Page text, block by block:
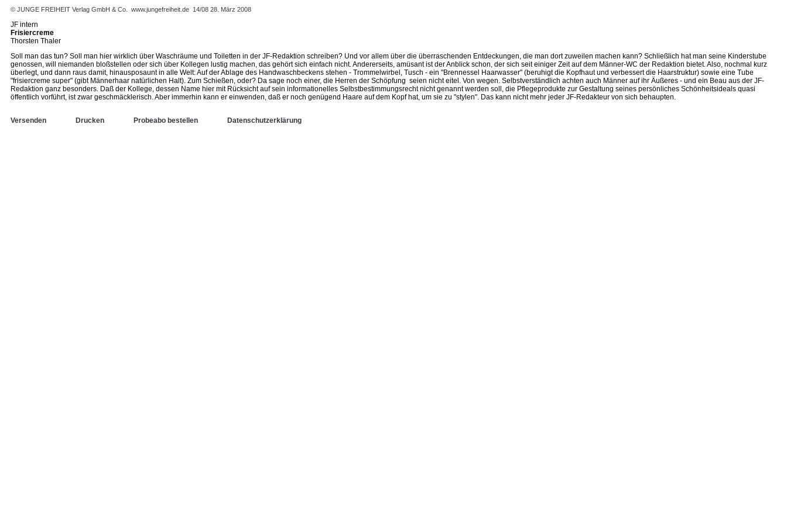
© JUNGE FREIHEIT Verlag GmbH & Co. www.jungefreiheit.de 14/08 28. März 2008
JF intern
Frisiercreme
Thorsten Thaler
Soll man das tun? Soll man hier wirklich über Waschräume und Toiletten in der JF-Redaktion schreiben? Und vor allem über die überraschenden Entdeckungen, die man dort zuweilen machen kann? Schließlich hat man seine Kinderstube
genossen, will niemanden bloßstellen oder sich über Kollegen lustig machen, das gehört sich einfach nicht. Andererseits, amüsant ist der Anblick schon, der sich seit einiger Zeit auf dem Männer-WC der Redaktion bietet. Also, nochmal kurz
überlegt, und dann raus damit, hinausposaunt in alle Welt: Auf der Ablage des Handwaschbeckens stehen - Trommelwirbel, Tusch - ein "Brennessel Haarwasser" (beruhigt die Kopfhaut und verbessert die Haarstruktur) sowie eine Tube
"frisiercreme super" (gibt Männerhaar natürlichen Halt). Zum Schießen, oder? Da sage noch einer, die Herren der Schöpfung seien nicht eitel. Von wegen. Selbstverständlich achten auch Männer auf ihr Äußeres - und ein Beau aus der JF-
Redaktion ganz besonders. Daß der Kollege, dessen Name hier mit Rücksicht auf sein informationelles Selbstbestimmungsrecht nicht genannt werden soll, die Pflegeprodukte zur Gestaltung seines persönliches Schönheitsideals quasi
öffentlich vorführt, ist zwar geschmäcklerisch. Aber immerhin kann er einwenden, daß er noch genügend Haare auf dem Kopf hat, um sie zu "stylen". Das kann nicht mehr jeder JF-Redakteur von sich behaupten.
Versenden Drucken Probeabo bestellen Datenschutzerklärung